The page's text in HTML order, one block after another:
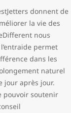
donnent de
la vie des
nous
permet
dans les
naturel
jour après jour.
pouvoir soutenir